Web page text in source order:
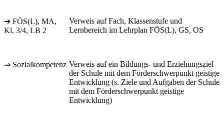
➔ FÖS(L), MA,
Kl. 3/4, LB 2
Verweis auf Fach, Klassenstufe und
Lernbereich im Lehrplan FÖS(L), GS, OS
⇒ Sozialkompetenz Verweis auf ein Bildungs- und Erziehungsziel
der Schule mit dem Förderschwerpunkt geistige
Entwicklung (s. Ziele und Aufgaben der Schule
mit dem Förderschwerpunkt geistige
Entwicklung)